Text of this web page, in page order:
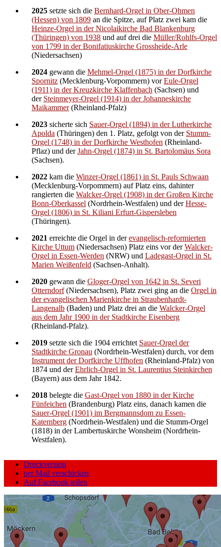
2025 setzte sich die Bernhard-Orgel in Ober-Ohmen
(Hessen) von 1809 an die Spitze, auf Platz zwei kam die
Heinze-Orgel in der Nicolaikirche Bad Blankenburg
(Thüringen) von 1938 und auf drei die Müller/Rohlfs-Orgel
von 1799 in der Bonifatiuskirche Grossheide-Arle
(Niedersachsen)
2024 gewann die Mehmel-Orgel (1875) in der Dorfkirche
Spornitz (Mecklenburg-Vorpommern) vorEule-Orgel
(1911) in der Kreuzkirche Klaffenbach (Sachsen) und
der Steinmeyer-Orgel (1914) in der Johanneskirche
Maikammer(Rheinland-Pfalz)
2023 sicherte sich Sauer-Orgel (1894) in der Lutherkirche
Apolda (Thüringen) den 1. Platz, gefolgt von der Stumm-
Orgel (1748) in der Dorfkirche Westhofen (Rheinland-
Pflaz) und derJahn-Orgel (1874) in St. Bartolomäus Sora
(Sachsen).
2022 kam die Winzer-Orgel (1861) in St. Pauls Schwaan
(Mecklenburg-Vorpommern) auf Platz eins, dahinter
rangierten die Walcker-Orgel (1908) in der Großen Kirche
Bonn-Oberkassel (Nordrhein-Westfalen) und derHesse-
Orgel (1806) in St. Kiliani Erfurt-Gispersleben
(Thüringen).
2021 erreichte die Orgel in derevangelisch-reformierten
Kirche Uttum (Niedersachsen) Platz eins vor derWalcker-
Orgel in Essen-Werden (NRW) und Ladegast-Orgel in St.
Marien Weißenfeld (Sachsen-Anhalt).
2020 gewann die Gloger-Orgel von 1642 in St. Severi
Otterndorf(Niedersachsen), Platz zwei ging an die Orgel in
der evangelischen Marienkirche in Straubenhardt-
Langenalb (Baden) und Platz drei an die Walcker-Orgel
aus dem Jahr 1900 in der Stadtkirche Eisenberg
(Rheinland-Pfalz).
2019 setzte sich die 1904 errichtet Sauer-Orgel der
Stadtkirche Gronau (Nordrhein-Westfalen) durch, vor dem
Instrument der Dorfkirche Uffhofen (Rheinland-Pfalz) von
1874 und derEhrlich-Orgel in St. Laurentius Steinkirchen
(Bayern) aus dem Jahr 1842.
2018 belegte die Gast-Orgel von 1880 in der Kirche
Fünfeichen (Brandenburg) Platz eins, danach kamen die
Sauer-Orgel (1901) im Bergmannsdom zu Essen-
Katernberg (Nordrhein-Westfalen) und die Stumm-Orgel
(1818) in der Lambertuskirche Wonsheim (Nordrhein-
Westfalen).
Druckversion
per Mail verschicken
Auf Facebook teilen